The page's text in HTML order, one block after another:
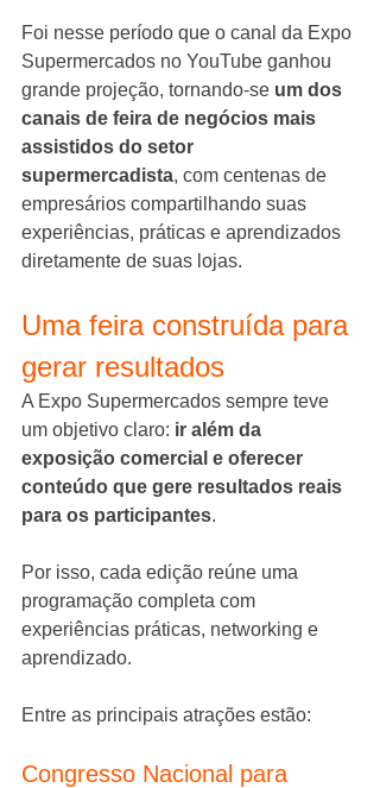
Foi nesse período que o canal da Expo
Supermercados no YouTube ganhou
grande projeção, tornando-se um dos
canais de feira de negócios mais
assistidos do setor
supermercadista, com centenas de
empresários compartilhando suas
experiências, práticas e aprendizados
diretamente de suas lojas.
Uma feira construída para
gerar resultados
A Expo Supermercados sempre teve
um objetivo claro: ir além da
exposição comercial e oferecer
conteúdo que gere resultados reais
para os participantes.
Por isso, cada edição reúne uma
programação completa com
experiências práticas, networking e
aprendizado.
Entre as principais atrações estão:
Congresso Nacional para